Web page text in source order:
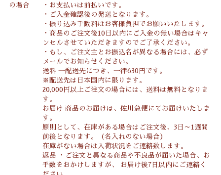
の場合
・お支払いは前払いです。
・ご入金確認後の発送となります。
・振り込み手数料はお客様負担でお願いいたします。
・商品のご注文後10日以内にご入金の無い場合はキャ
ンセルさせていただきますのでご了承ください。
・もし、ご注文主とお振込名が異なる場合には、必ず
メールでお知らせください。
送料 一配送先につき、一律630円です。
※配送先は日本国内に限ります。
20,000円以上ご注文の場合には、送料は無料となりま
す。
お届け 商品のお届けは、佐川急便にてお届けいたしま
す。
原則として、在庫がある場合はご注文後、3日～1週間
前後となります。（名入れのない場合）
在庫がない場合は入荷状況をご連絡致します。
返品 ・ご注文と異なる商品や不良品が届いた場合、お
手数をおかけしますが、 お届け後7日以内にご連絡く